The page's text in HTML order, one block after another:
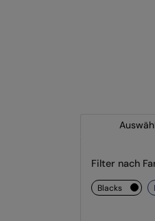
Filter nach
blacks